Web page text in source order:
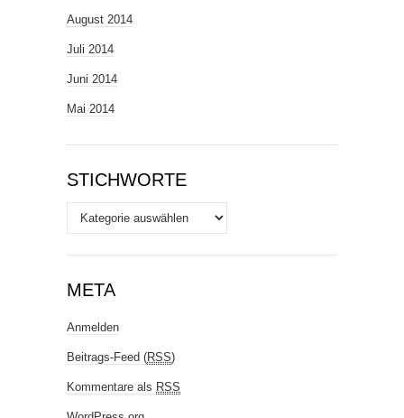
August 2014
Juli 2014
Juni 2014
Mai 2014
STICHWORTE
Stichworte
META
Anmelden
Beitrags-Feed (RSS)
Kommentare als RSS